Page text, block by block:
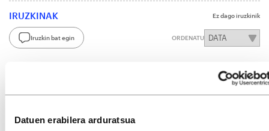
Datuen erabilera arduratsua
IRUZKINAK Ez dago iruzkinik
Iruzkin bat egin ORDENATU